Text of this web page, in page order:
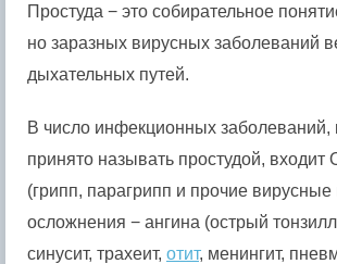
Простуда − это собирательное
но заразных вирусных заболеваний
дыхательных путей.
В число инфекционных заболеваний,
принято называть простудой,
(грипп, парагрипп и прочие
осложнения − ангина (острый
синусит, трахеит, отит, менингит,